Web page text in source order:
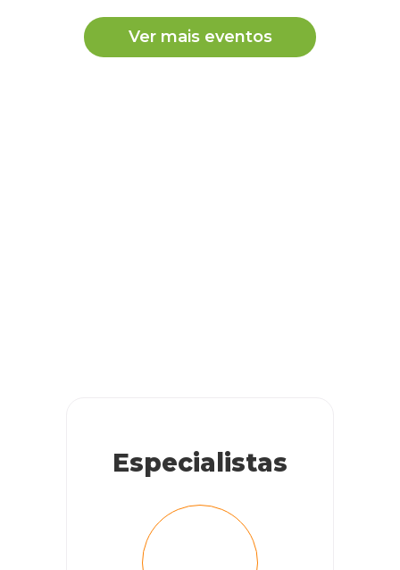
Ver mais eventos
Especialistas